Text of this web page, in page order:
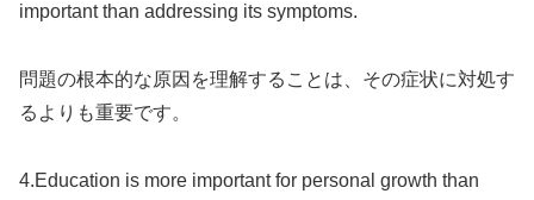
important than addressing its symptoms.
問題の根本的な原因を理解することは、その症状に対処す
るよりも重要です。
4.Education is more important for personal growth than